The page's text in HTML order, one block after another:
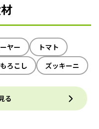
ヤー
トマト
ろこし ズッキーニ
る